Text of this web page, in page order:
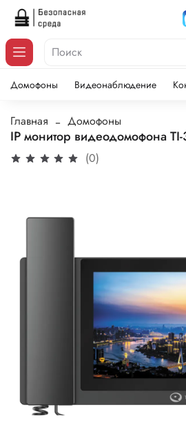
Домофоны Видеонаблюдение
Главная Домофоны
IP монитор видеодомофона TI-
(0)